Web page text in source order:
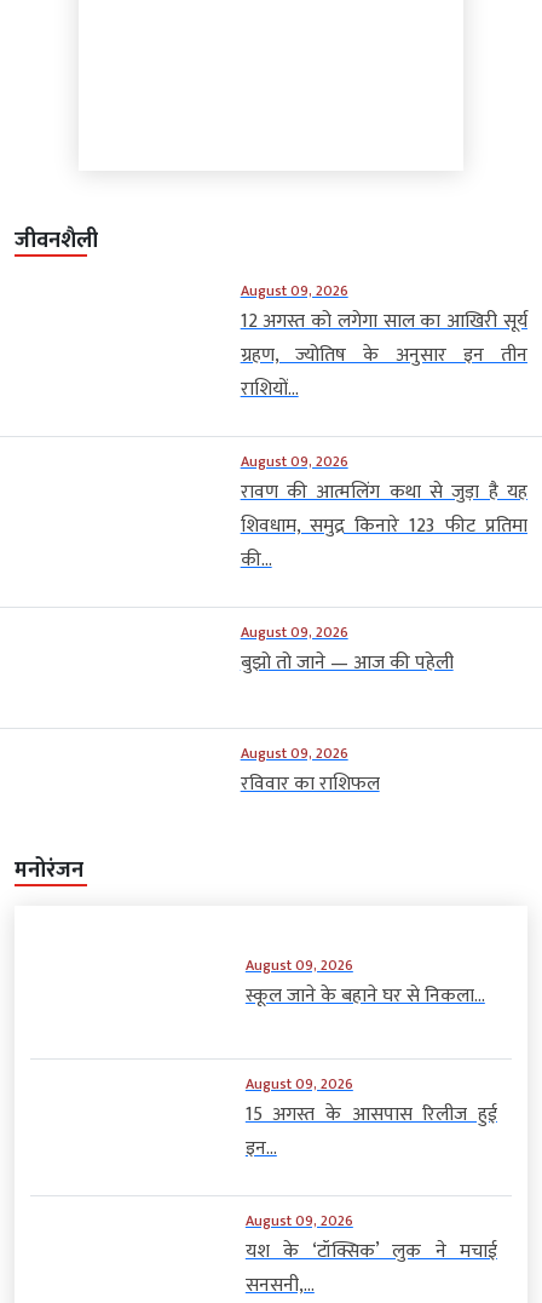
जीवनशैली
August 09, 2026
12 अगस्त को लगेगा साल का आखिरी सूर्य
ग्रहण, ज्योतिष के अनुसार इन तीन
राशियों...
August 09, 2026
रावण की आत्मलिंग कथा से जुड़ा है यह
शिवधाम, समुद्र किनारे 123 फीट प्रतिमा
की...
August 09, 2026
बुझो तो जाने — आज की पहेली
August 09, 2026
रविवार का राशिफल
मनोरंजन
August 09, 2026
स्कूल जाने के बहाने घर से निकला...
August 09, 2026
15 अगस्त के आसपास रिलीज हुई
इन...
August 09, 2026
यश के ‘टॉक्सिक’ लुक ने मचाई
सनसनी,...